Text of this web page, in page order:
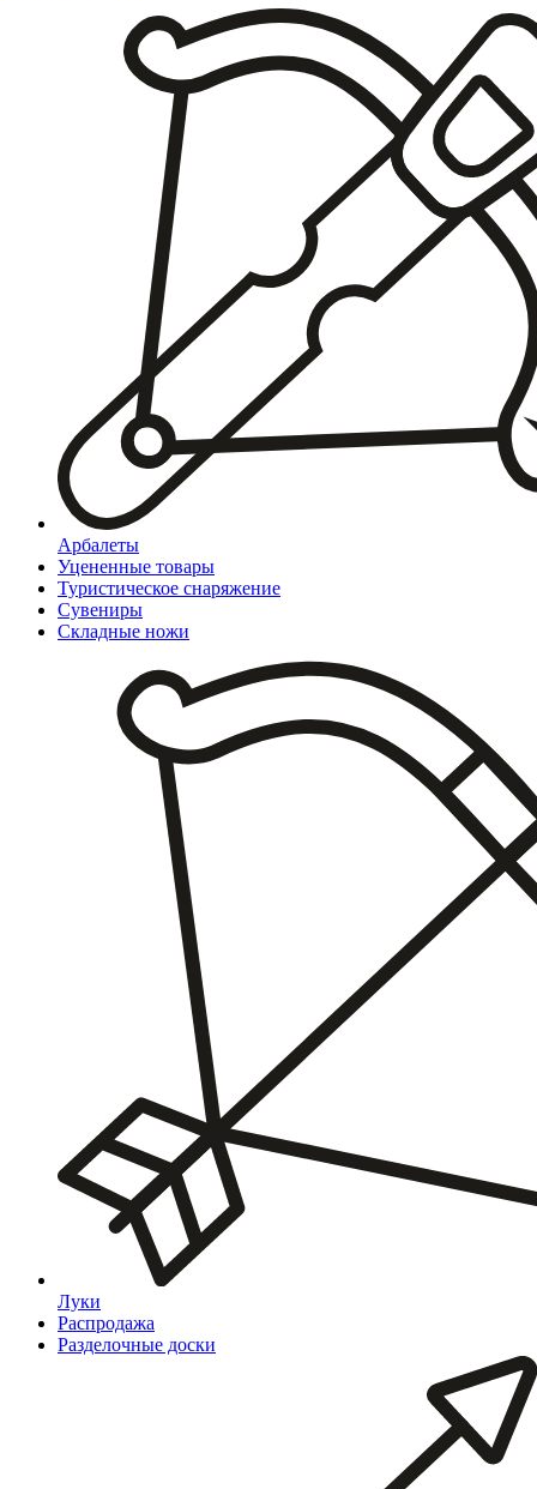
Арбалеты
Уцененные товары
Туристическое снаряжение
Сувениры
Складные ножи
Луки
Распродажа
Разделочные доски